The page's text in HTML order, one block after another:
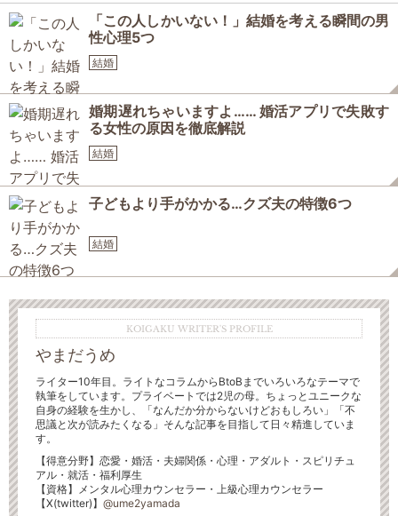
「この人しかいない！」結婚を考える瞬間の男
性心理5つ
結婚
婚期遅れちゃいますよ…… 婚活アプリで失敗す
る女性の原因を徹底解説
結婚
子どもより手がかかる…クズ夫の特徴6つ
結婚
KOIGAKU WRITER'S PROFILE
やまだうめ
ライター10年目。ライトなコラムからBtoBまでいろいろなテーマで
執筆をしています。プライベートでは2児の母。ちょっとユニークな
自身の経験を生かし、「なんだか分からないけどおもしろい」「不
思議と次が読みたくなる」そんな記事を目指して日々精進していま
す。
【得意分野】恋愛・婚活・夫婦関係・心理・アダルト・スピリチュ
アル・就活・福利厚生
【資格】メンタル心理カウンセラー・上級心理カウンセラー
【X(twitter)】 @ume2yamada